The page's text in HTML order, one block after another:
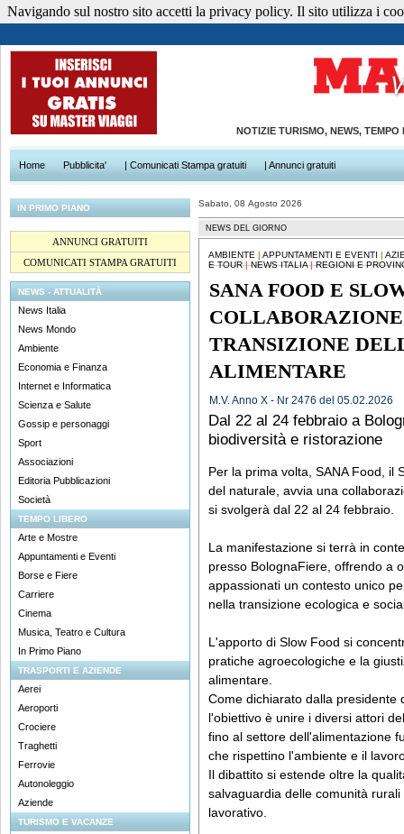
NOTIZIE TURISMO, NEWS,
Home Pubblicita' | Comunicati Stampa gratuiti | Annunci gratuiti
IN PRIMO PIANO
ANNUNCI GRATUITI
COMUNICATI STAMPA GRATUITI
NEWS - ATTUALITÀ
News Italia
News Mondo
Ambiente
Economia e Finanza
Internet e Informatica
Scienza e Salute
Gossip e personaggi
Sport
Associazioni
Editoria Pubblicazioni
Società
TEMPO LIBERO
Arte e Mostre
Appuntamenti e Eventi
Borse e Fiere
Carriere
Cinema
Musica, Teatro e Cultura
In Primo Piano
TRASPORTI E AZIENDE
Aerei
Aeroporti
Crociere
Traghetti
Ferrovie
Autonoleggio
Aziende
TURISMO E VACANZE
Sabato, 08 Agosto 2026
NEWS DEL GIORNO
AMBIENTE | APPUNTAMENTI E EVENTI |
E TOUR|NEWS ITALIA|REGIONI E
SANA FOOD E
TRANSIZIONE
ALIMENTARE
M.V. Anno X - Nr 2476 del 05.02.2026
Dal 22 al 24 febbraio a
biodiversità e ristorazione
Per la prima volta, SANA Food, il
del naturale, avvia una
si svolgerà dal 22 al 24 febbraio.
La manifestazione si terrà in
presso BolognaFiere, offrendo a
appassionati un contesto unico
nella transizione ecologica e
L'apporto di Slow Food si
pratiche agroecologiche e la
alimentare.
Come dichiarato dalla presidente
l'obiettivo è unire i diversi attori
fino al settore dell'alimentazione
che rispettino l'ambiente e il
Il dibattito si estende oltre la
salvaguardia delle comunità
lavorativo.
Navigando sul nostro sito accetti la privacy policy. Il sito utilizza i